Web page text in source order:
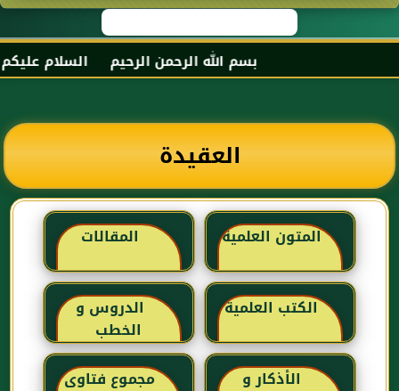
بسم الله الرحمن الرحيم السلام عليكم و
العقيدة
المتون العلمية المقالات
الكتب العلمية
الدروس و
الخطب
الأذكار و
مجموع فتاوى